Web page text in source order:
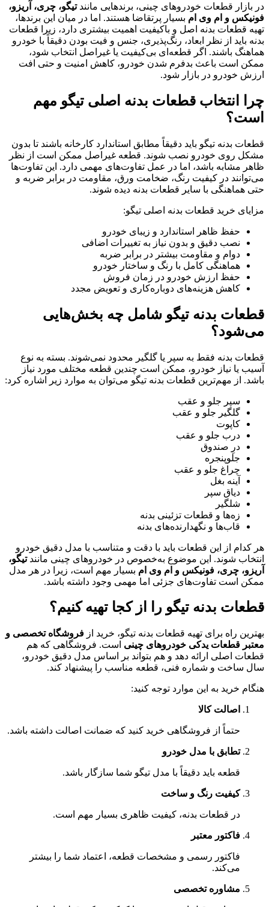
در بازار قطعات خودروهای چینی، برندهایی مانندتیگو، چری، آریزو،
فونیکس و ام وی ام بسیار پرتقاضا هستند. اما در میان این برندها،
تهیه قطعات بدنه اصل و باکیفیت اهمیت بیشتری دارد، زیرا قطعات
بدنه باید از نظر ابعاد، رنگ‌پذیری، جنس و فیت بودن دقیقاً با خودرو
هماهنگ باشند. اگر قطعه‌ای بی‌کیفیت یا غیراصل انتخاب شود،
ممکن است باعث بدفرم شدن خودرو، کاهش امنیت و حتی افت
ارزش خودرو در بازار شود.
چرا انتخاب قطعات بدنه اصلی تیگو مهم
است؟
قطعات بدنه تیگو باید دقیقاً مطابق استاندارد کارخانه باشند تا بدون
مشکل روی خودرو نصب شوند. قطعه غیراصل ممکن است از نظر
ظاهر مشابه باشد، اما در عمل تفاوت‌های مهمی دارد. این تفاوت‌ها
می‌توانند در کیفیت رنگ، ضخامت ورق، مقاومت در برابر ضربه و
حتی هماهنگی با سایر قطعات بدنه دیده شوند.
مزایای خرید قطعات بدنه اصلی تیگو:
حفظ ظاهر استاندارد و زیبای خودرو
نصب دقیق و بدون نیاز به تغییرات اضافی
دوام و مقاومت بیشتر در برابر ضربه
هماهنگی کامل با رنگ و ساختار خودرو
حفظ ارزش خودرو در زمان فروش
کاهش هزینه‌های دوباره‌کاری و تعویض مجدد
قطعات بدنه تیگو شامل چه بخش‌هایی
می‌شود؟
قطعات بدنه فقط به سپر یا گلگیر محدود نمی‌شوند. بسته به نوع
آسیب یا نیاز خودرو، ممکن است چندین قطعه مختلف مورد نیاز
باشد. از مهم‌ترین قطعات بدنه تیگو می‌توان به موارد زیر اشاره کرد:
سپر جلو و عقب
گلگیر جلو و عقب
کاپوت
درب جلو و عقب
درِ صندوق
جلوپنجره
چراغ جلو و عقب
آینه بغل
دیاق سپر
شلگیر
زه‌ها و قطعات تزئینی بدنه
قاب‌ها و نگهدارنده‌های بدنه
هر کدام از این قطعات باید با دقت و متناسب با مدل دقیق خودرو
انتخاب شوند. این موضوع به‌خصوص در خودروهای چینی مانندتیگو،
آریزو، چری، فونیکس و ام وی ام بسیار مهم است، زیرا در هر مدل
ممکن است تفاوت‌های جزئی اما مهمی وجود داشته باشد.
قطعات بدنه تیگو را از کجا تهیه کنیم؟
بهترین راه برای تهیه قطعات بدنه تیگو، خرید از فروشگاه تخصصی و
معتبر قطعات یدکی خودروهای چینی است. فروشگاهی که هم
قطعات اصلی ارائه دهد و هم بتواند بر اساس مدل دقیق خودرو،
سال ساخت و شماره فنی، قطعه مناسب را پیشنهاد کند.
هنگام خرید به این موارد توجه کنید:
اصالت کالا
حتماً از فروشگاهی خرید کنید که ضمانت اصالت داشته باشد.
تطابق با مدل خودرو
قطعه باید دقیقاً با مدل تیگو شما سازگار باشد.
کیفیت رنگ و ساخت
در قطعات بدنه، کیفیت ظاهری بسیار مهم است.
فاکتور معتبر
فاکتور رسمی و مشخصات قطعه، اعتماد شما را بیشتر
می‌کند.
مشاوره تخصصی